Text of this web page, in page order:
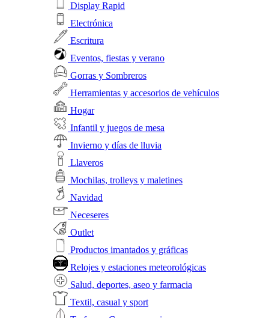
Display Rapid
Electrónica
Escritura
Eventos, fiestas y verano
Gorras y Sombreros
Herramientas y accesorios de vehículos
Hogar
Infantil y juegos de mesa
Invierno y días de lluvia
Llaveros
Mochilas, trolleys y maletines
Navidad
Neceseres
Outlet
Productos imantados y gráficas
Relojes y estaciones meteorológicas
Salud, deportes, aseo y farmacia
Textil, casual y sport